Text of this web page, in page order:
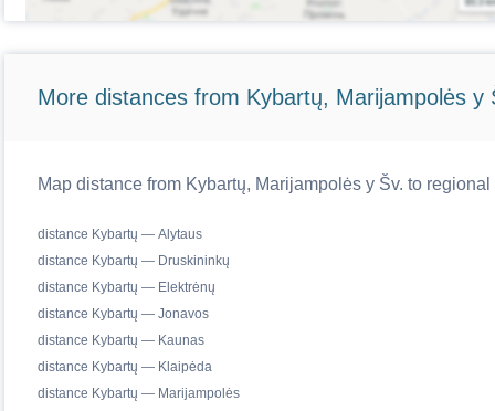
More distances from Kybartų, Marijampolės y
Map distance from Kybartų, Marijampolės y Šv. to
distance Kybartų — Alytaus
distance Kybartų — Druskininkų
distance Kybartų — Elektrėnų
distance Kybartų — Jonavos
distance Kybartų — Kaunas
distance Kybartų — Klaipėda
distance Kybartų — Marijampolės